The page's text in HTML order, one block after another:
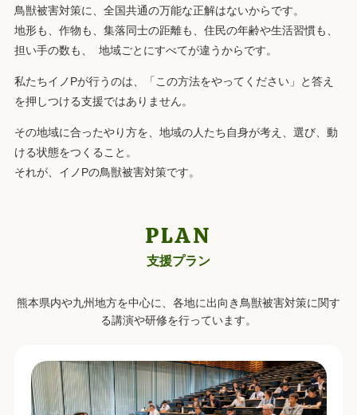
鳥獣被害対策に、全国共通の万能な正解はないからです。
地形も、作物も、集落同士の距離も、住民の年齢や生活習慣も、
担い手の数も、 地域ごとにすべてが違うからです。
私たちイノPが行うのは、
「この方法をやってください」と答え
を押しつける支援ではありません。
その地域に合ったやり方を、地域の人たち自身が考え、選び、動
ける状態をつくること。
それが、イノPの鳥獣被害対策です。
PLAN
支援プラン
熊本県内や九州地方を中心に、各地に出向き鳥獣被害対策に関す
る講演や研修を行っています。